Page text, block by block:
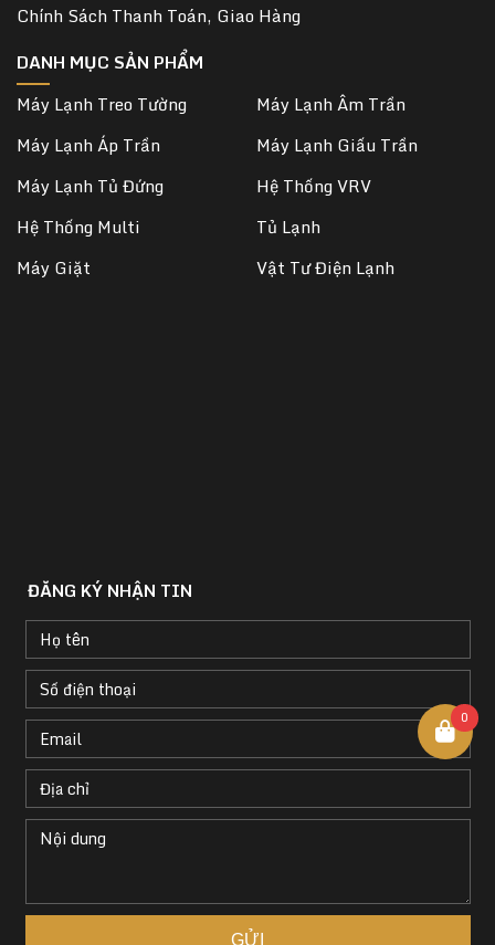
Chính Sách Thanh Toán, Giao Hàng
DANH MỤC SẢN PHẨM
Máy Lạnh Treo Tường
Máy Lạnh Âm Trần
Máy Lạnh Áp Trần
Máy Lạnh Giấu Trần
Máy Lạnh Tủ Đứng
Hệ Thống VRV
Hệ Thống Multi
Tủ Lạnh
Máy Giặt
Vật Tư Điện Lạnh
ĐĂNG KÝ NHẬN TIN
0